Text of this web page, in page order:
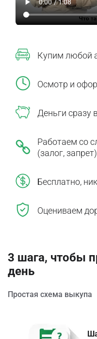
Купим любой
Осмотр и
Деньги сразу
Работаем со
(залог, запрет)
Бесплатно,
Оцениваем
3 шага, чтобы
день
Простая схема выкупа